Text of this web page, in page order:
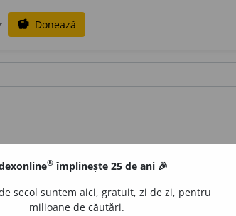
savings Donează
® împlinește 25 de ani 🎉
secol suntem aici, gratuit, zi de zi, pentru
milioane de căutări.